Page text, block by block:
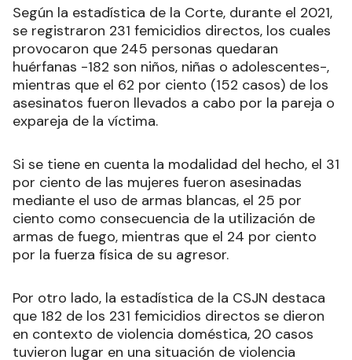
Según la estadística de la Corte, durante el 2021,
se registraron 231 femicidios directos, los cuales
provocaron que 245 personas quedaran
huérfanas -182 son niños, niñas o adolescentes-,
mientras que el 62 por ciento (152 casos) de los
asesinatos fueron llevados a cabo por la pareja o
expareja de la víctima.
Si se tiene en cuenta la modalidad del hecho, el 31
por ciento de las mujeres fueron asesinadas
mediante el uso de armas blancas, el 25 por
ciento como consecuencia de la utilización de
armas de fuego, mientras que el 24 por ciento
por la fuerza física de su agresor.
Por otro lado, la estadística de la CSJN destaca
que 182 de los 231 femicidios directos se dieron
en contexto de violencia doméstica, 20 casos
tuvieron lugar en una situación de violencia